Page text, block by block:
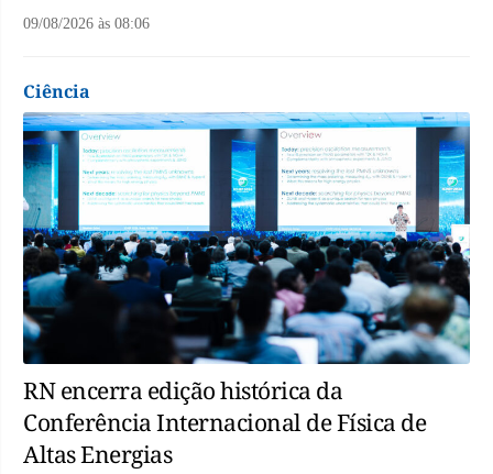
09/08/2026 às 08:06
Ciência
RN encerra edição histórica da
Conferência Internacional de Física de
Altas Energias